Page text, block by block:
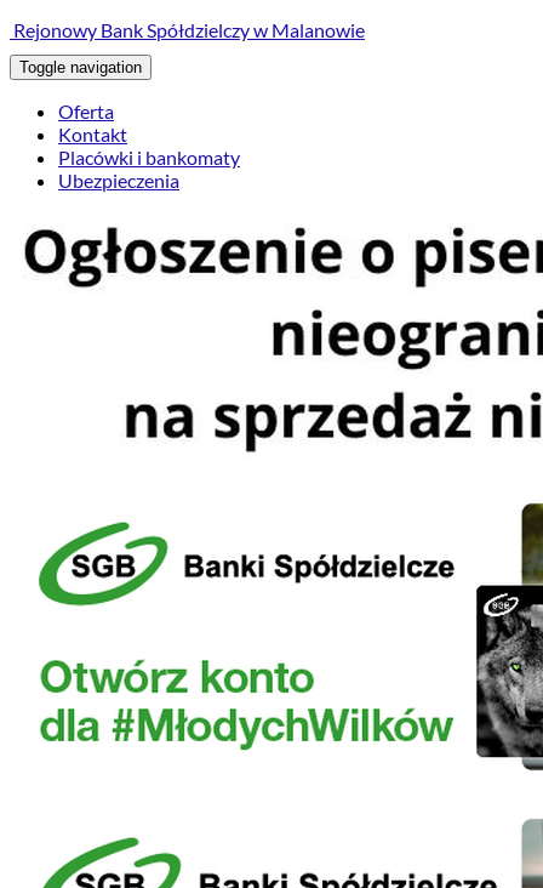
Rejonowy Bank Spółdzielczy w Malanowie
Toggle navigation
Oferta
Kontakt
Placówki i bankomaty
Ubezpieczenia